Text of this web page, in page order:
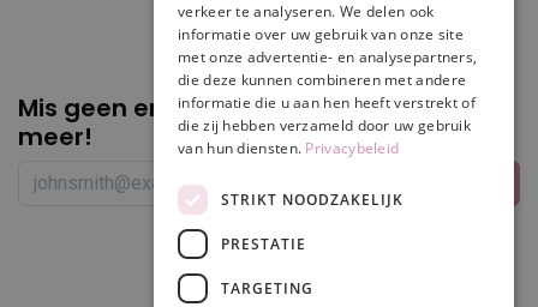
Mis geen enkelepromotie of korting
meer!
verkeer te analyseren. We delen ook
informatie over uw gebruik van onze site
met onze advertentie- en analysepartners,
die deze kunnen combineren met andere
informatie die u aan hen heeft verstrekt of
die zij hebben verzameld door uw gebruik
van hun diensten. Privacybeleid
STRIKT NOODZAKELIJK
PRESTATIE
TARGETING